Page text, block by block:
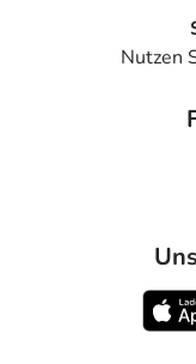
- Erhöhte
-
- Blutungen, mit
- Nagel- und
- Blasenschwäche
- Unregelmäßige
-
- Übermässige
Nutzen